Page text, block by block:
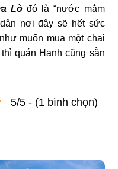
Lò đó là “nước mắm
nơi đây sẽ hết sức
muốn mua một chai
quán Hạnh cũng sẵn
5/5 - (1 bình chọn)